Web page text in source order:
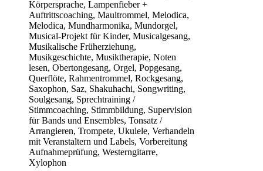
Körpersprache, Lampenfieber +
Auftrittscoaching, Maultrommel, Melodica,
Melodica, Mundharmonika, Mundorgel,
Musical-Projekt für Kinder, Musicalgesang,
Musikalische Früherziehung,
Musikgeschichte, Musiktherapie, Noten
lesen, Obertongesang, Orgel, Popgesang,
Querflöte, Rahmentrommel, Rockgesang,
Saxophon, Saz, Shakuhachi, Songwriting,
Soulgesang, Sprechtraining /
Stimmcoaching, Stimmbildung, Supervision
für Bands und Ensembles, Tonsatz /
Arrangieren, Trompete, Ukulele, Verhandeln
mit Veranstaltern und Labels, Vorbereitung
Aufnahmeprüfung, Westerngitarre,
Xylophon